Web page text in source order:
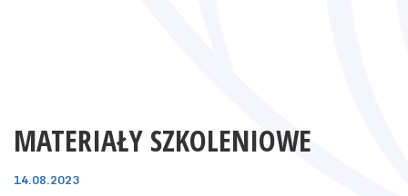
MATERIAŁY SZKOLENIOWE
14.08.2023